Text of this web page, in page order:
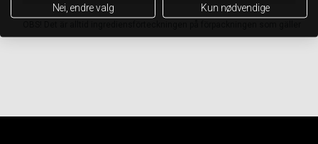
Nei, endre valg Kun nødvendige